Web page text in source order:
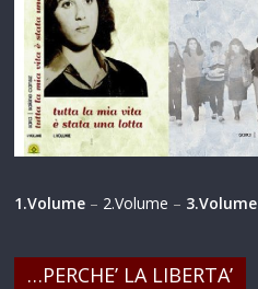
1.Volume – 2.Volume – 3.Volume
…PERCHE’ LA LIBERTA’